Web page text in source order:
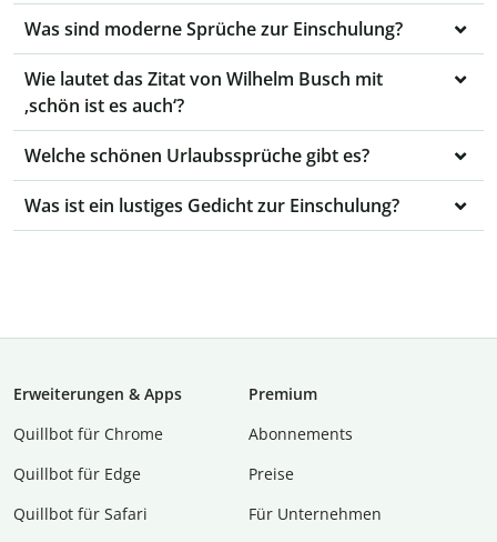
Was sind moderne Sprüche zur Einschulung?
Wie lautet das Zitat von Wilhelm Busch mit
‚schön ist es auch‘?
Welche schönen Urlaubssprüche gibt es?
Was ist ein lustiges Gedicht zur Einschulung?
Erweiterungen & Apps
Quillbot für Chrome
Quillbot für Edge
Quillbot für Safari
Premium
Abon­ne­ments
Preise
Für Unternehmen